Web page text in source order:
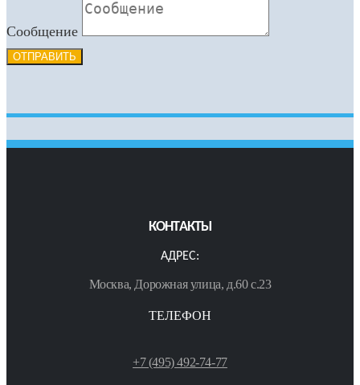
Сообщение
ОТПРАВИТЬ
КОНТАКТЫ
АДРЕС:
Москва, Дорожная улица, д.60 с.23
ТЕЛЕФОН
+7 (495) 492-74-77